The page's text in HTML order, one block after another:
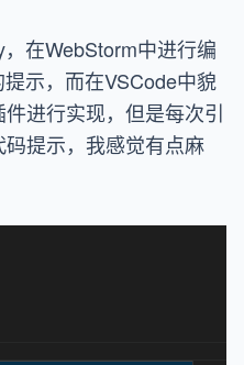
在WebStorm中进行编
示，而在VSCode中貌
进行实现，但是每次引
提示，我感觉有点麻